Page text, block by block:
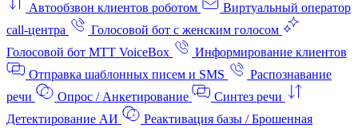
Автообзвон клиентов роботом
Виртуальный оператор
call-центра
Голосовой бот с женским голосом
Голосовой бот МТТ VoiceBox
Информирование клиентов
Отправка шаблонных писем и SMS
Распознавание
речи
Опрос / Анкетирование
Синтез речи
Детектирование АИ
Реактивация базы / Брошенная